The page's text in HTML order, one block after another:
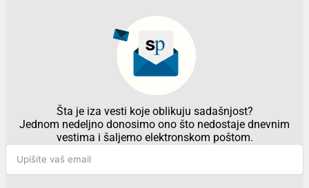
Šta je iza vesti koje oblikuju sadašnjost?
Jednom nedeljno donosimo ono što nedostaje dnevnim
vestima i šaljemo elektronskom poštom.